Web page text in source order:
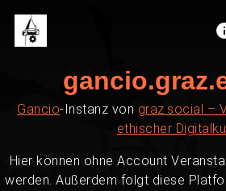
Gancio-Instanz von graz.social –
ethischer
Hier können ohne Account
werden. Außerdem folgt diese